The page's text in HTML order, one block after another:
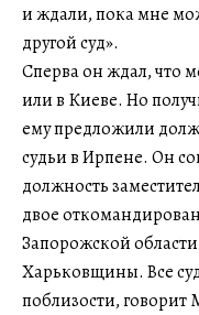
и ждали, пока мне
другой суд».
Сперва он ждал, что
или в Киеве. Но
ему предложили
судьи в Ирпене. Он
должность
двое
Запорожской
Харьковщины. Все
поблизости,